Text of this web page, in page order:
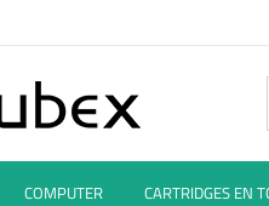
COMPUTER CARTRIDGES EN